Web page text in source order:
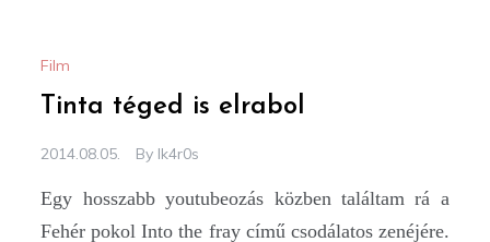
Film
Tinta téged is elrabol
2014.08.05. By Ik4r0s
Egy hosszabb youtubeozás közben találtam rá a
Fehér pokol Into the fray című csodálatos zenéjére.